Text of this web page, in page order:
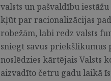
valsts un pašvaldību
kļūt par racionalizācijas
robežām, labi redz valsts
sniegt savus
noslēdzies kārtējais Valsts
aizvadīto četru gadu laikā